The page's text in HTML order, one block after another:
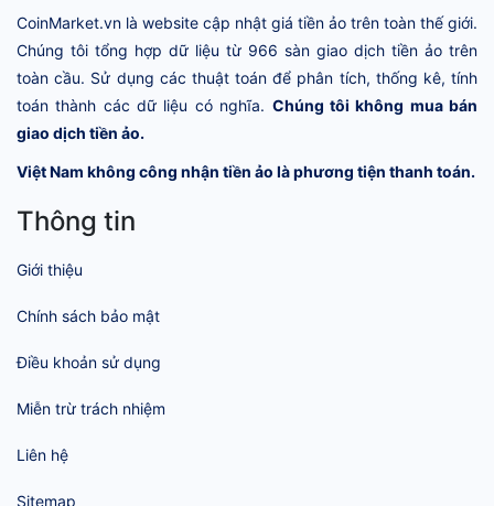
CoinMarket.vn là website cập nhật giá tiền ảo trên toàn thế giới.
Chúng tôi tổng hợp dữ liệu từ 966 sàn giao dịch tiền ảo trên
toàn cầu. Sử dụng các thuật toán để phân tích, thống kê, tính
toán thành các dữ liệu có nghĩa. Chúng tôi không mua bán
giao dịch tiền ảo.
Việt Nam không công nhận tiền ảo là phương tiện thanh toán.
Thông tin
Giới thiệu
Chính sách bảo mật
Điều khoản sử dụng
Miễn trừ trách nhiệm
Liên hệ
Sitemap